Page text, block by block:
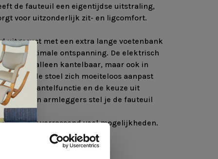
de fauteuil een eigentijdse uitstraling,
voor uitzonderlijk zit- en ligcomfort.
uitgerust met een extra lange voetenbank
voor optimale ontspanning. De elektrisch
is niet alleen kantelbaar, maar ook in
de stoel zich moeiteloos aanpast
de kantelfunctie en de keuze uit
voeten en armleggers stel je de fauteuil
met verrassend veel mogelijkheden.